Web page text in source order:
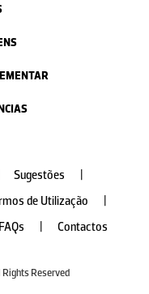
Sugestões
de Utilização
FAQs Contactos
Reserved